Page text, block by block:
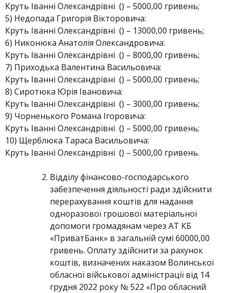
Круть Іванні Олександрівні () – 5000,00 гривень;
5) Недопада Григорія Вікторовича:
Круть Іванні Олександрівні () – 13000,00 гривень;
6) Никонюка Анатолія Олександровича:
Круть Іванні Олександрівні () – 8000,00 гривень;
7) Приходька Валентина Васильовича:
Круть Іванні Олександрівні () – 5000,00 гривень;
8) Сиротюка Юрія Івановича:
Круть Іванні Олександрівні () – 3000,00 гривень;
9) Чорненького Романа Ігоровича:
Круть Іванні Олександрівні () – 5000,00 гривень;
10) Щерблюка Тараса Васильовича:
Круть Іванні Олександрівні () – 5000,00 гривень.
Відділу фінансово-господарського
забезпечення діяльності ради здійснити
перерахування коштів для надання
одноразової грошової матеріальної
допомоги громадянам через АТ КБ
«ПриватБанк» в загальній сумі 60000,00
гривень. Оплату здійснити за рахунок
коштів, визначених наказом Волинської
обласної військової адміністрації від 14
грудня 2022 року № 522 «Про обласний